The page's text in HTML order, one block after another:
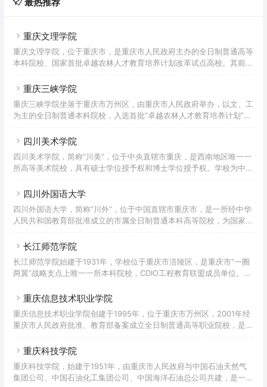
重庆文理学院
重庆文理学院，位于重庆市，是重庆市人民政府主办的全日制普通高等
本科院校、国家首批卓越农林人才教育培养计划改革试点高校。其前身
2001年5月，两校合并组建为重庆渝西学院；2005年4月，学校更名为
区，校园占地面积1767亩，校舍建筑面积73万平方米，馆藏图书291.3
万册（含电子图书），教学科研仪器设备总值3.6亿元；设有19个二级
重庆三峡学院
重庆三峡学院坐落于重庆市万州区，由重庆市人民政府举办，以文、工
为主的全日制普通本科院校，入选首批“卓越农林人才教育培养计划”、
园网站联盟理事单位，“一带一路”标准化教育与研究大学联盟成员，是
省万县初中师资训练班，先后更名为万县大学、万县专科学校、万县师
范专科学校。1994年，万县师范专科学校与万县教育学院合并成立四
四川美术学院
四川美术学院，简称“川美”，位于中央直辖市重庆，是西南地区唯一一
所高等美术院校，具有硕士学位授予权和博士学位授予权。学校为中国
流学科建设高校、全国深化创新创业教育改革示范高校、“全国创新创
年，时为四川省立艺术专科学校；1950年底调整更名为成都艺术专科
学校，1953年与西南人民艺术学院合并，改为西南美术专科学校；
四川外国语大学
四川外国语大学，简称“川外”，位于中国直辖市重庆市，是一所经中华
人民共和国教育部批准成立的市属全日制普通本科高等院校，为国家最
以外国语言文学学科为主，文学、经济学、管理学、法学、教育学、哲
体系，是中国西南地区外语和涉外人才培养以及外国语言文化、对外经
济贸易、国际问题研究的重要基地之一。四川外国语大学始建于1950
长江师范学院
长江师范学院始建于1931年，学校位于重庆市涪陵区，是重庆市“一圈
两翼”战略支点上唯一一所本科院校，CDIO工程教育联盟成员单位。
村师范学校）和涪陵教育学院合并升格为涪陵师范学院，2006年9月，
科专业，涵盖十大学科门类，形成了以文学、理学为基础，教育学、经
济学、管理学、工学、艺术学等为主干，多学科相互融合、协调发展、
重庆信息技术职业学院
重庆信息技术职业学院创建于1995年，位于重庆市万州区，2001年经
重庆市人民政府批准、教育部备案成立全日制普通高等职业院校，是国
院。重庆市高技能人才培养基地、重庆高职单独招生试点院校。据
面积726 亩， 校舍建筑面积16.2万平方米，教学仪器设备资产值
3379.09万元，拥有校内外实习实训场所200余个，图书馆藏书56.11
重庆科技学院
重庆科技学院，始建于1951年，由重庆市人民政府与中国石油天然气
集团公司、中国石油化工集团公司、中国海洋石油总公司共建，是一所